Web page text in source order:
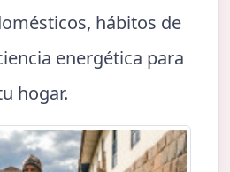
hábitos de
energética para
hogar.